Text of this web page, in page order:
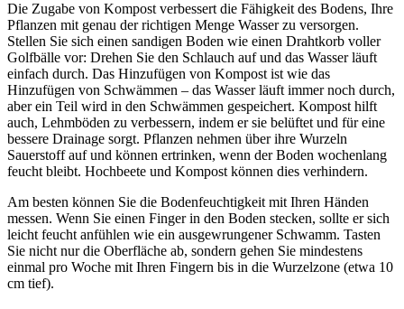
Die Zugabe von Kompost verbessert die Fähigkeit des Bodens, Ihre
Pflanzen mit genau der richtigen Menge Wasser zu versorgen.
Stellen Sie sich einen sandigen Boden wie einen Drahtkorb voller
Golfbälle vor: Drehen Sie den Schlauch auf und das Wasser läuft
einfach durch. Das Hinzufügen von Kompost ist wie das
Hinzufügen von Schwämmen – das Wasser läuft immer noch durch,
aber ein Teil wird in den Schwämmen gespeichert. Kompost hilft
auch, Lehmböden zu verbessern, indem er sie belüftet und für eine
bessere Drainage sorgt. Pflanzen nehmen über ihre Wurzeln
Sauerstoff auf und können ertrinken, wenn der Boden wochenlang
feucht bleibt. Hochbeete und Kompost können dies verhindern.
Am besten können Sie die Bodenfeuchtigkeit mit Ihren Händen
messen. Wenn Sie einen Finger in den Boden stecken, sollte er sich
leicht feucht anfühlen wie ein ausgewrungener Schwamm. Tasten
Sie nicht nur die Oberfläche ab, sondern gehen Sie mindestens
einmal pro Woche mit Ihren Fingern bis in die Wurzelzone (etwa 10
cm tief).